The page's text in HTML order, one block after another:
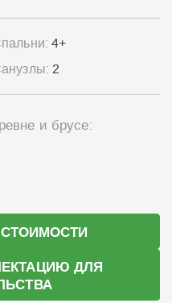
4+
2
и брусе:
ДЛЯ